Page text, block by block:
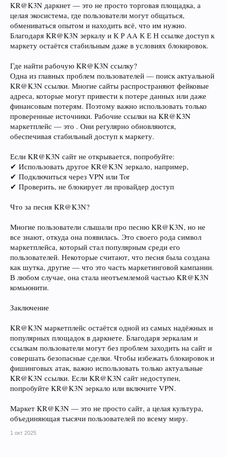
KR@K3N даркнет — это не просто торговая площадка, а
целая экосистема, где пользователи могут общаться,
обмениваться опытом и находить всё, что им нужно.
Благодаря KR@K3N зеркалу и К Р AA К Е Н ссылке доступ к
маркету остаётся стабильным даже в условиях блокировок.
Где найти рабочую KR@K3N ссылку?
Одна из главных проблем пользователей — поиск актуальной
KR@K3N ссылки. Многие сайты распространяют фейковые
адреса, которые могут привести к потере данных или даже
финансовым потерям. Поэтому важно использовать только
проверенные источники. Рабочие ссылки на KR@K3N
маркетплейс — это . Они регулярно обновляются,
обеспечивая стабильный доступ к маркету.
Если KR@K3N сайт не открывается, попробуйте:
✔ Использовать другое KR@K3N зеркало, например,
✔ Подключиться через VPN или Tor
✔ Проверить, не блокирует ли провайдер доступ
Что за песня KR@K3N?
Многие пользователи слышали про песню KR@K3N, но не
все знают, откуда она появилась. Это своего рода символ
маркетплейса, который стал популярным среди его
пользователей. Некоторые считают, что песня была создана
как шутка, другие — что это часть маркетинговой кампании.
В любом случае, она стала неотъемлемой частью KR@K3N
комьюнити.
Заключение
KR@K3N маркетплейс остаётся одной из самых надёжных и
популярных площадок в даркнете. Благодаря зеркалам и
ссылкам пользователи могут без проблем заходить на сайт и
совершать безопасные сделки. Чтобы избежать блокировок и
фишинговых атак, важно использовать только актуальные
KR@K3N ссылки. Если KR@K3N сайт недоступен,
попробуйте KR@K3N зеркало или включите VPN.
Маркет KR@K3N — это не просто сайт, а целая культура,
объединяющая тысячи пользователей по всему миру.
1 окт 2025